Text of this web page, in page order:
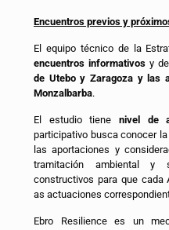
Encuentros previos y
El equipo técnico de la
encuentros informativos y
de Utebo y Zaragoza y las
Monzalbarba.
El estudio tiene nivel de
participativo busca conocer
las aportaciones y
tramitación ambiental y
constructivos para que cada
as actuaciones
Ebro Resilience es un